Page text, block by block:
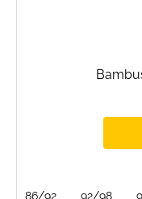
86/92 92/98